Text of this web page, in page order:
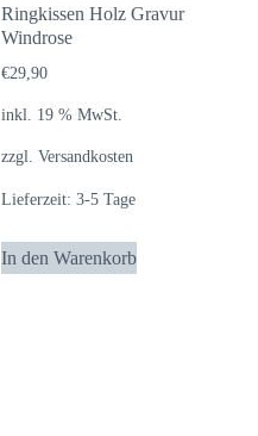
Ringkissen Holz Gravur
Windrose
€29,90
inkl. 19 % MwSt.
zzgl.Versandkosten
Lieferzeit:3-5 Tage
In den Warenkorb